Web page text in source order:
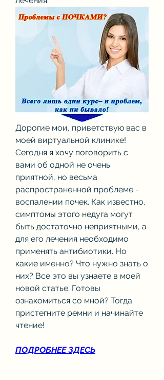
Дорогие мои, приветствую вас в
моей виртуальной клинике!
Сегодня я хочу поговорить с
вами об одной не очень
приятной, но весьма
распространенной проблеме -
воспалении почек. Как известно,
симптомы этого недуга могут
быть достаточно неприятными, а
для его лечения необходимо
применять антибиотики. Но
какие именно? Что нужно знать о
них? Все это вы узнаете в моей
новой статье. Готовы
ознакомиться со мной? Тогда
пристегните ремни и начинайте
чтение!
ПОДРОБНЕЕ ЗДЕСЬ